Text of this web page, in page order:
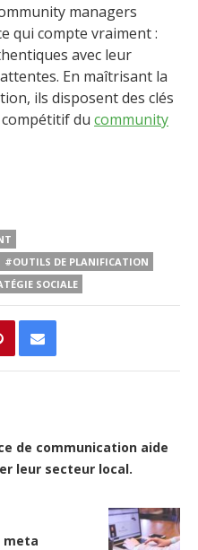
managers
qui compte vraiment :
avec leur
En maîtrisant la
ils disposent des clés
du community
#OUTILS DE PLANIFICATION
SOCIALE
de communication aide
leur secteur local.
meta